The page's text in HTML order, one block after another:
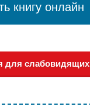
книгу онлайн
для слабовидящих